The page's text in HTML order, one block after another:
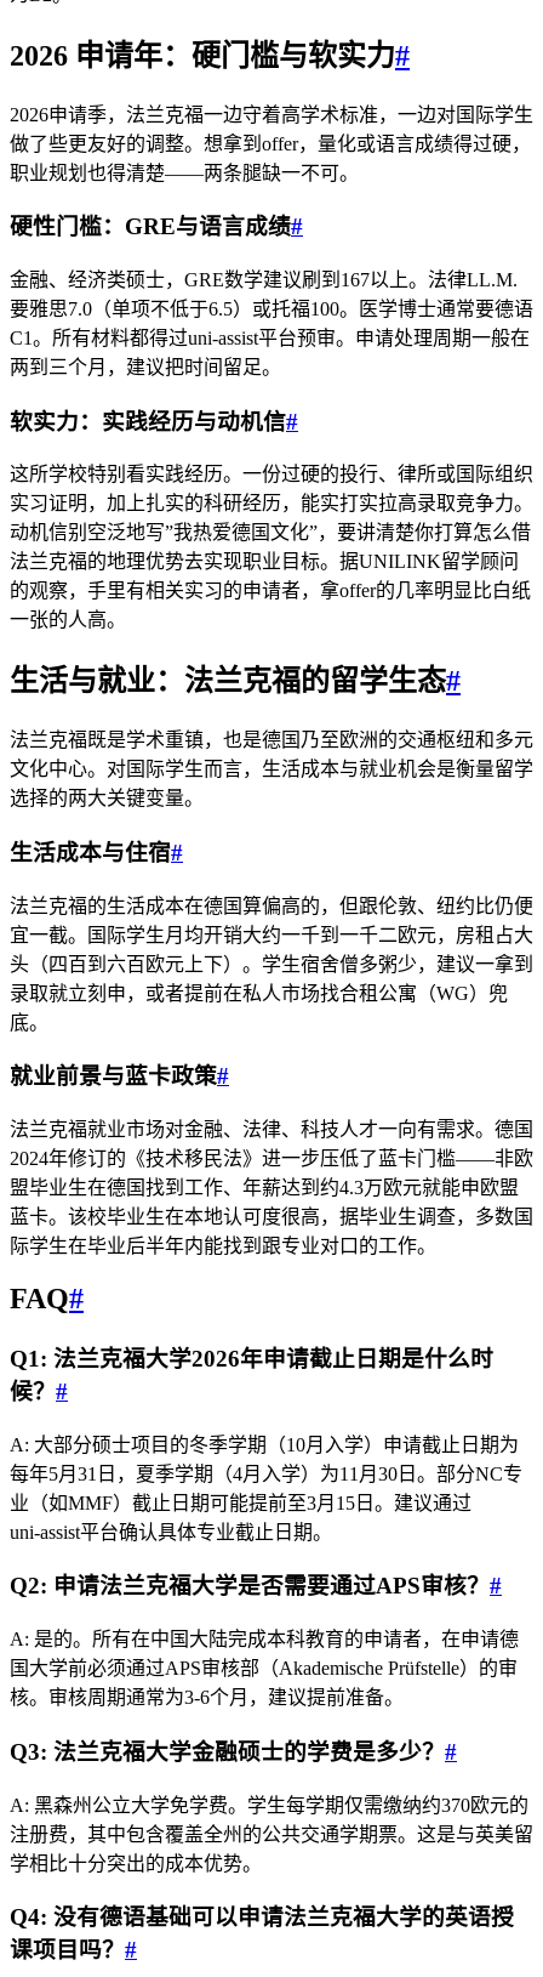
2026 申请年：硬门槛与软实力#
2026申请季，法兰克福一边守着高学术标准，一边对国际学生
做了些更友好的调整。想拿到offer，量化或语言成绩得过硬，
职业规划也得清楚——两条腿缺一不可。
硬性门槛：GRE与语言成绩#
金融、经济类硕士，GRE数学建议刷到167以上。法律LL.M.
要雅思7.0（单项不低于6.5）或托福100。医学博士通常要德语
C1。所有材料都得过uni‑assist平台预审。申请处理周期一般在
两到三个月，建议把时间留足。
软实力：实践经历与动机信#
这所学校特别看实践经历。一份过硬的投行、律所或国际组织
实习证明，加上扎实的科研经历，能实打实拉高录取竞争力。
动机信别空泛地写”我热爱德国文化”，要讲清楚你打算怎么借
法兰克福的地理优势去实现职业目标。据UNILINK留学顾问
的观察，手里有相关实习的申请者，拿offer的几率明显比白纸
一张的人高。
生活与就业：法兰克福的留学生态#
法兰克福既是学术重镇，也是德国乃至欧洲的交通枢纽和多元
文化中心。对国际学生而言，生活成本与就业机会是衡量留学
选择的两大关键变量。
生活成本与住宿#
法兰克福的生活成本在德国算偏高的，但跟伦敦、纽约比仍便
宜一截。国际学生月均开销大约一千到一千二欧元，房租占大
头（四百到六百欧元上下）。学生宿舍僧多粥少，建议一拿到
录取就立刻申，或者提前在私人市场找合租公寓（WG）兜
底。
就业前景与蓝卡政策#
法兰克福就业市场对金融、法律、科技人才一向有需求。德国
2024年修订的《技术移民法》进一步压低了蓝卡门槛——非欧
盟毕业生在德国找到工作、年薪达到约4.3万欧元就能申欧盟
蓝卡。该校毕业生在本地认可度很高，据毕业生调查，多数国
际学生在毕业后半年内能找到跟专业对口的工作。
FAQ#
Q1: 法兰克福大学2026年申请截止日期是什么时
候？ #
A: 大部分硕士项目的冬季学期（10月入学）申请截止日期为
每年5月31日，夏季学期（4月入学）为11月30日。部分NC专
业（如MMF）截止日期可能提前至3月15日。建议通过
uni‑assist平台确认具体专业截止日期。
Q2: 申请法兰克福大学是否需要通过APS审核？ #
A: 是的。所有在中国大陆完成本科教育的申请者，在申请德
国大学前必须通过APS审核部（Akademische Prüfstelle）的审
核。审核周期通常为3‑6个月，建议提前准备。
Q3: 法兰克福大学金融硕士的学费是多少？ #
A: 黑森州公立大学免学费。学生每学期仅需缴纳约370欧元的
注册费，其中包含覆盖全州的公共交通学期票。这是与英美留
学相比十分突出的成本优势。
Q4: 没有德语基础可以申请法兰克福大学的英语授
课项目吗？ #